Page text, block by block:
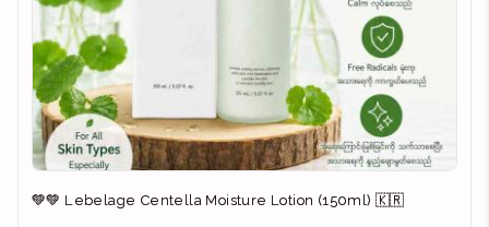
💚💚 Lebelage Centella Moisture Lotion (150ml) 🇰🇷